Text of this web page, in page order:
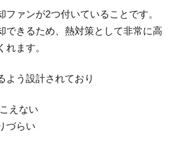
ァンが2つ付いていることです。
できるため、熱対策として非常に高
ます。
よう設計されており
えない
づらい